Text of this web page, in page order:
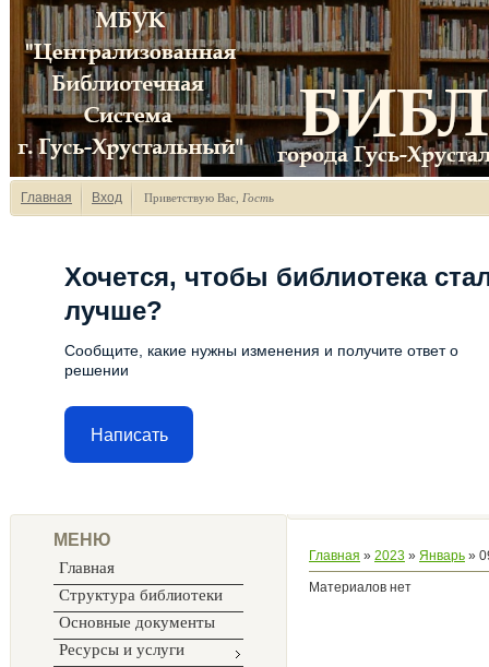
Главная Вход Приветствую Вас Гость
Хочется, чтобы библиотека
лучше?
Сообщите, какие нужны изменения и получите ответ о
решении
Написать
МЕНЮ
Главная
Структура библиотеки
Основные документы
Ресурсы и услуги
Главная » 2023 » Январь »
Материалов нет